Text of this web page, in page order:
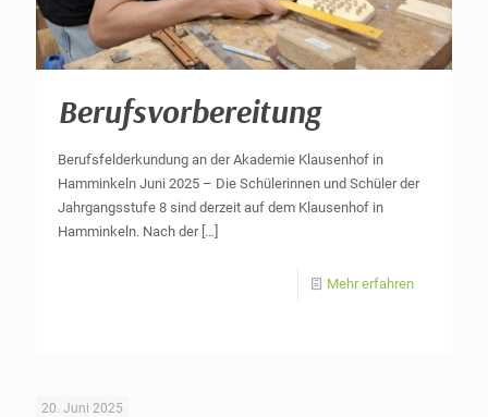
Berufsvorbereitung
Berufsfelderkundung an der Akademie Klausenhof in
Hamminkeln Juni 2025 – Die Schülerinnen und Schüler der
Jahrgangsstufe 8 sind derzeit auf dem Klausenhof in
Hamminkeln. Nach der[…]
Mehr erfahren
20. Juni 2025